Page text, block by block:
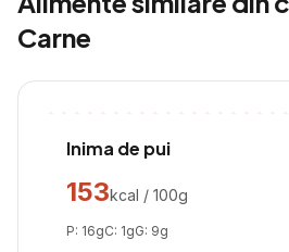
Carne
Inima de pui
153kcal / 100g
P: 16gC: 1gG: 9g